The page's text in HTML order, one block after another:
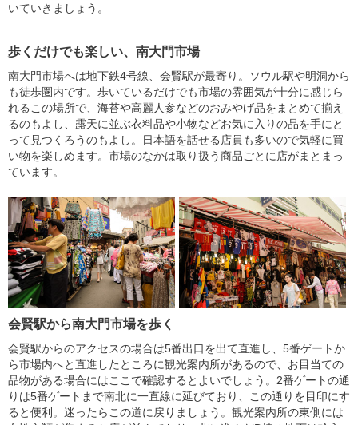
いていきましょう。
歩くだけでも楽しい、南大門市場
南大門市場へは地下鉄4号線、会賢駅が最寄り。ソウル駅や明洞から
も徒歩圏内です。歩いているだけでも市場の雰囲気が十分に感じら
れるこの場所で、海苔や高麗人参などのおみやげ品をまとめて揃え
るのもよし、露天に並ぶ衣料品や小物などお気に入りの品を手にと
って見つくろうのもよし。日本語を話せる店員も多いので気軽に買
い物を楽しめます。市場のなかは取り扱う商品ごとに店がまとまっ
ています。
会賢駅から南大門市場を歩く
会賢駅からのアクセスの場合は5番出口を出て直進し、5番ゲートか
ら市場内へと直進したところに観光案内所があるので、お目当ての
品物がある場合にはここで確認するとよいでしょう。2番ゲートの通
りは5番ゲートまで南北に一直線に延びており、この通りを目印にす
ると便利。迷ったらこの道に戻りましょう。観光案内所の東側には